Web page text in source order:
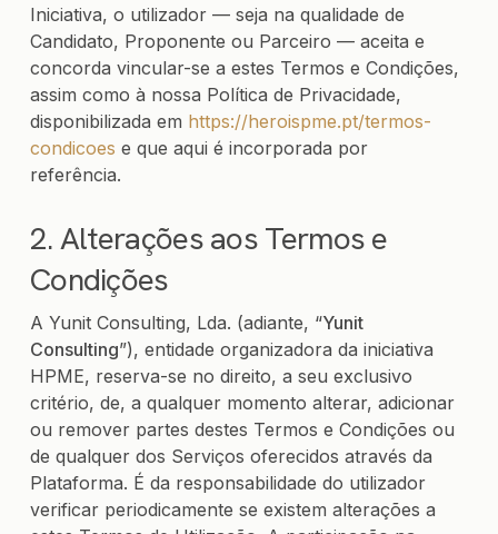
Iniciativa, o utilizador — seja na qualidade de
Candidato, Proponente ou Parceiro — aceita e
concorda vincular-se a estes Termos e Condições,
assim como à nossa Política de Privacidade,
disponibilizada em https://heroispme.pt/termos-
condicoes e que aqui é incorporada por
referência.
2. Alterações aos Termos e
Condições
A Yunit Consulting, Lda. (adiante, “Yunit
Consulting”), entidade organizadora da iniciativa
HPME, reserva-se no direito, a seu exclusivo
critério, de, a qualquer momento alterar, adicionar
ou remover partes destes Termos e Condições ou
de qualquer dos Serviços oferecidos através da
Plataforma. É da responsabilidade do utilizador
verificar periodicamente se existem alterações a